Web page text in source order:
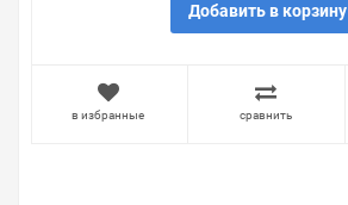
Добавить в корзину
в избранные сравнить